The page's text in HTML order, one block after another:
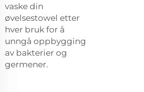
vaske din
øvelsestowel etter
hver bruk for å
unngå oppbygging
av bakterier og
germener.